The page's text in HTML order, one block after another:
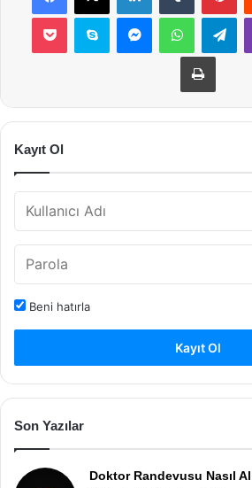
Pocket Skype MessengerWhatsApp
Yazdır
Kayıt Ol
Beni hatırla
Kayıt Ol
Son Yazılar
Doktor Randevusu Nasıl